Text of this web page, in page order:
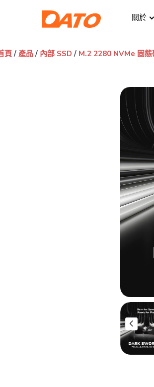
關於
頁/產品/ 內部 SSD / M.2 2280 NVMe 固態